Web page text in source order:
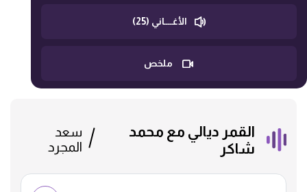
الأغــــاني (25)
ملخص
القمر ديالي مع محمد
شاكر
سعد
المجرد